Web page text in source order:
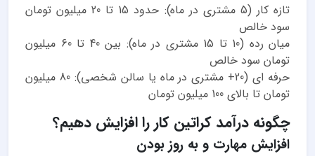
تازه کار (5 مشتری در ماه): حدود 15 تا 20 میلیون تومان
سود خالص
میان رده (10 تا 15 مشتری در ماه): بین 40 تا 60 میلیون
تومان سود خالص
حرفه ای (20+ مشتری در ماه یا سالن شخصی): 80 میلیون
تومان تا بالای 100 میلیون تومان
چگونه درآمد کراتین کار را افزایش دهیم؟
افزایش مهارت و به روز بودن